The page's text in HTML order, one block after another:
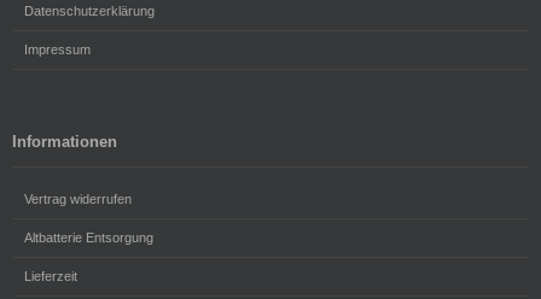
Datenschutzerklärung
Impressum
Informationen
Vertrag widerrufen
Altbatterie Entsorgung
Lieferzeit